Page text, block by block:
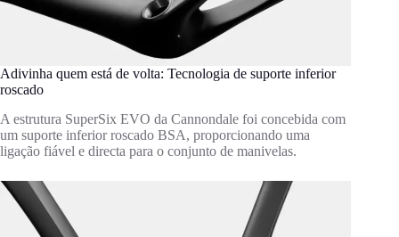
Adivinha quem está de volta: Tecnologia de suporte inferior
roscado
A estrutura SuperSix EVO da Cannondale foi concebida com
um suporte inferior roscado BSA, proporcionando uma
ligação fiável e directa para o conjunto de manivelas.